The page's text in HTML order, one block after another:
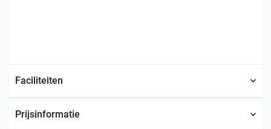
Faciliteiten
Prijsinformatie